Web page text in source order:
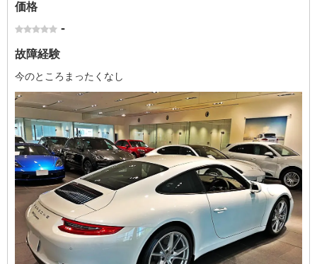
価格
-
故障経験
今のところまったくなし